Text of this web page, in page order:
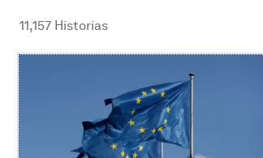
11,157 Historias